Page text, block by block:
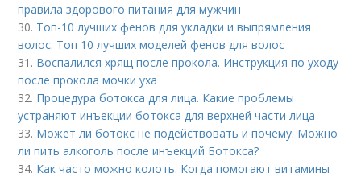
правила здорового питания для мужчин
30. Топ-10 лучших фенов для укладки и выпрямления
волос. Топ 10 лучших моделей фенов для волос
31. Воспалился хрящ после прокола. Инструкция по уходу
после прокола мочки уха
32. Процедура ботокса для лица. Какие проблемы
устраняют инъекции ботокса для верхней части лица
33. Может ли ботокс не подействовать и почему. Можно
ли пить алкоголь после инъекций Ботокса?
34. Как часто можно колоть. Когда помогают витамины